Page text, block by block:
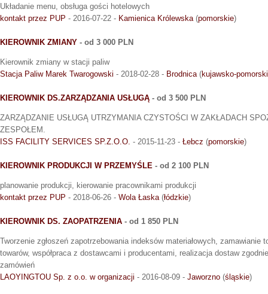
Układanie menu, obsługa gości hotelowych
kontakt przez PUP - 2016-07-22 - Kamienica Królewska(pomorskie)
KIEROWNIK ZMIANY - od 3 000 PLN
Kierownik zmiany w stacji paliw
Stacja Paliw Marek Twarogowski - 2018-02-28 - Brodnica(kujawsko-
KIEROWNIK DS.ZARZĄDZANIA USŁUGĄ - od 3 500 PLN
ZARZĄDZANIE USŁUGĄ UTRZYMANIA CZYSTOŚCI W ZAKŁADACH
ZESPOŁEM.
ISS FACILITY SERVICES SP.Z.O.O. - 2015-11-23 - Łebcz (pomorskie)
KIEROWNIK PRODUKCJI W PRZEMYŚLE - od 2 100 PLN
planowanie produkcji, kierowanie pracownikami produkcji
kontakt przez PUP - 2018-06-26 - Wola Łaska(łódzkie)
KIEROWNIK DS. ZAOPATRZENIA - od 1 850 PLN
Tworzenie zgłoszeń zapotrzebowania indeksów materiałowych, zamawianie
towarów, współpraca z dostawcami i producentami, realizacja dostaw
zamówień
LAOYINGTOU Sp. z o.o. w organizacji - 2016-08-09 - Jaworzno (śląskie)